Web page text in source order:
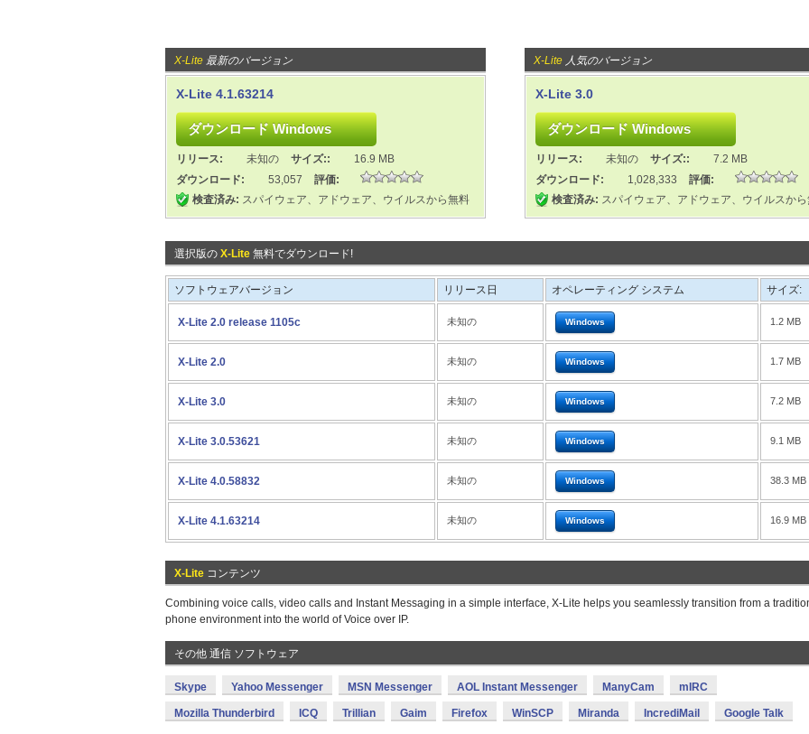
X-Lite 最新のバージョン
X-Lite 4.1.63214
リリース: 未知の サイズ::
16.9 MB
ダウンロード:
53,057
評価:
検査済み: スパイウェア、アドウェア、ウイルスから無料
X-Lite 人気のバージョン
X-Lite 3.0
リリース: 未知の サイズ::
7.2 MB
ダウンロード:
1,028,333
評価:
検査済み: スパイウェア、アドウェア、ウイルスか
選択版の X-Lite 無料でダウンロード!
ソフトウェアバージョン リリース日 オペレーティング システム サイズ:
X-Lite 2.0 release 1105c 未知の Windows 1.2 MB
X-Lite 2.0 未知の Windows 1.7 MB
X-Lite 3.0 未知の Windows 7.2 MB
X-Lite 3.0.53621 未知の Windows 9.1 MB
X-Lite 4.0.58832 未知の Windows 38.3 MB
X-Lite 4.1.63214 未知の Windows 16.9 MB
X-Lite コンテンツ
Combining voice calls, video calls and Instant Messaging in a simple interface, X-Lite helps you seamlessly transition from a
phone environment into the world of Voice over IP.
その他 通信 ソフトウェア
Skype Yahoo Messenger MSN Messenger AOL Instant Messenger ManyCam mIRC
Mozilla Thunderbird ICQ Trillian Gaim Firefox WinSCP Miranda IncrediMail Google Talk